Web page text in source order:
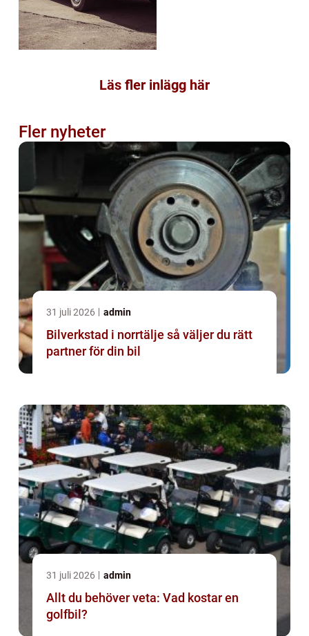
Läs fler inlägg här
Fler nyheter
31 juli 2026 admin
Bilverkstad i norrtälje så väljer du rätt
partner för din bil
31 juli 2026 admin
Allt du behöver veta: Vad kostar en
golfbil?